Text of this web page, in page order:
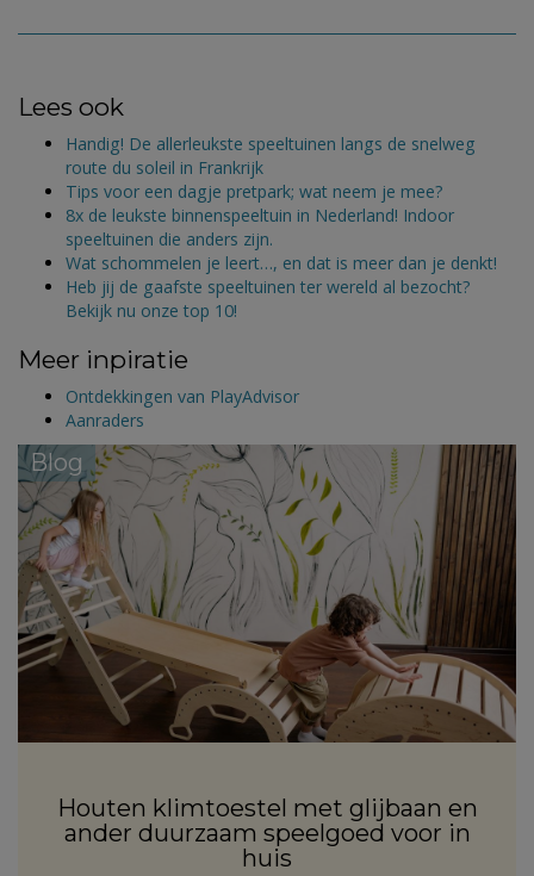
Lees ook
Handig! De allerleukste speeltuinen langs de snelweg
route du soleil in Frankrijk
Tips voor een dagje pretpark; wat neem je mee?
8x de leukste binnenspeeltuin in Nederland! Indoor
speeltuinen die anders zijn.
Wat schommelen je leert…, en dat is meer dan je denkt!
Heb jij de gaafste speeltuinen ter wereld al bezocht?
Bekijk nu onze top 10!
Meer inpiratie
Ontdekkingen van PlayAdvisor
Aanraders
Blog
Houten klimtoestel met glijbaan en
ander duurzaam speelgoed voor in
huis